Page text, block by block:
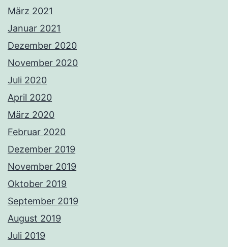
März 2021
Januar 2021
Dezember 2020
November 2020
Juli 2020
April 2020
März 2020
Februar 2020
Dezember 2019
November 2019
Oktober 2019
September 2019
August 2019
Juli 2019